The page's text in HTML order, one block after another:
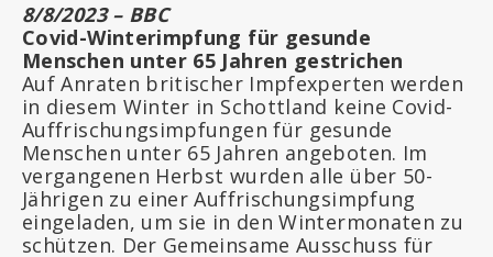
8/8/2023– BBC
Covid-Winterimpfung für gesunde
Menschen unter 65 Jahren gestrichen
Auf Anraten britischer Impfexperten werden
in diesem Winter in Schottland keine Covid-
Auffrischungsimpfungen für gesunde
Menschen unter 65 Jahren angeboten. Im
vergangenen Herbst wurden alle über 50-
Jährigen zu einer Auffrischungsimpfung
eingeladen, um sie in den Wintermonaten zu
schützen. Der Gemeinsame Ausschuss für